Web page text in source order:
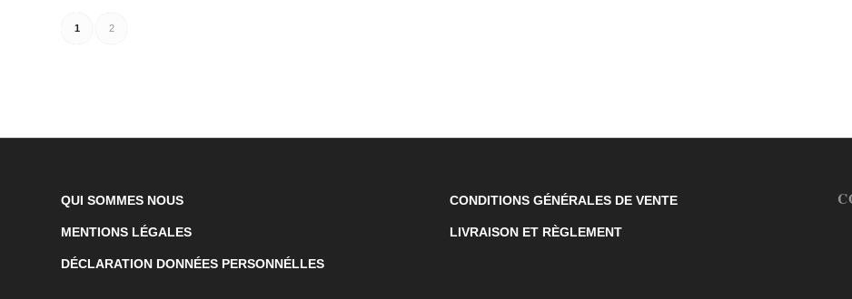
1 2
QUI SOMMES NOUS
MENTIONS LÉGALES
DÉCLARATION DONNÉES PERSONNÉLLES
CONDITIONS GÉNÉRALES DE VENTE
LIVRAISON ET RÈGLEMENT